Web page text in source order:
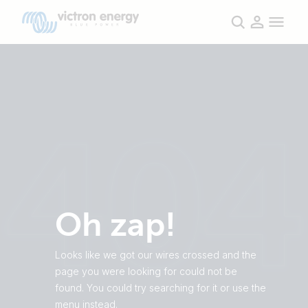
Oh zap!
Looks like we got our wires crossed and the
page you were looking for could not be
found. You could try searching for it or use the
menu instead.